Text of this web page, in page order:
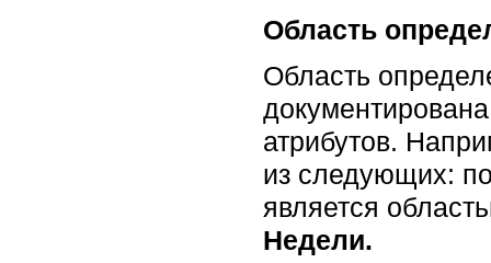
Область
Область
атрибутов.
из следующих:
является
Недели.